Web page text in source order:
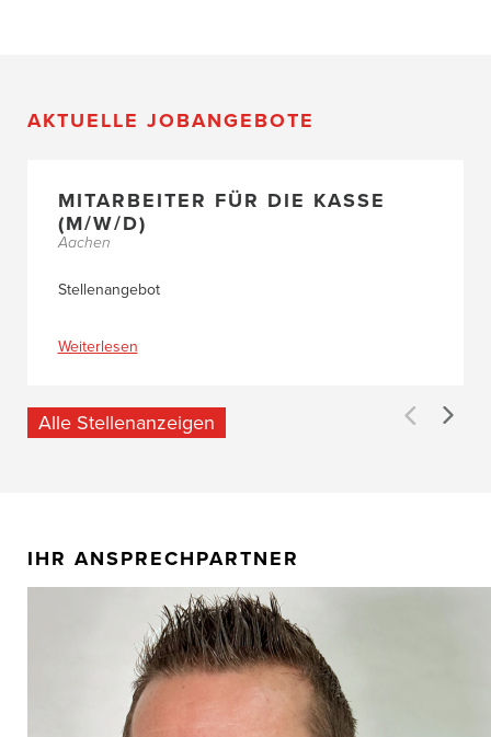
AKTUELLE JOBANGEBOTE
MITARBEITER FÜR DIE KASSE
(M/W/D)
Aachen
Stellenangebot
Weiterlesen
Alle Stellenanzeigen
IHR ANSPRECHPARTNER